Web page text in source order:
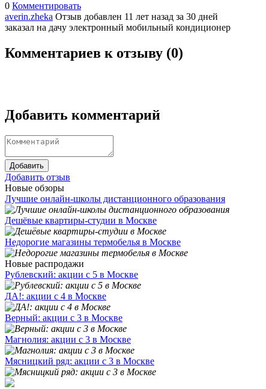
0 Комментировать
averin.zheka Отзыв добавлен 11 лет назад за 30 дней
заказал на дачу электронный мобильный кондиционер
Комментариев к отзыву (0)
Добавить комментарий
Добавить
Добавить отзыв
Новые обзоры
Лучшие онлайн-школы дистанционного образования
Дешёвые квартиры-студии в Москве
Недорогие магазины термобелья в Москве
Новые распродажи
Рублевский: акции с 5 в Москве
ДА!: акции с 4 в Москве
Верный: акции с 3 в Москве
Магнолия: акции с 3 в Москве
Мясницкий ряд: акции с 3 в Москве